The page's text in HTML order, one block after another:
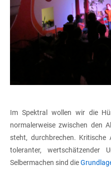
Im Spektral wollen wir die
normalerweise zwischen den
steht, durchbrechen. Kritische
toleranter, wertschätzender
Selbermachen sind die